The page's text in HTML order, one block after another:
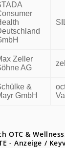
Zeller
AG
&
GmbH
OTC &
- Anzeige /